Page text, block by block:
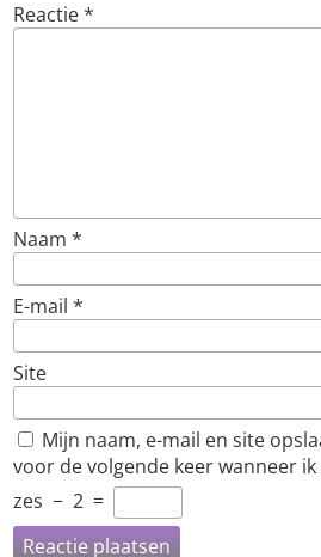
Reactie*
Naam *
E-mail *
Site
Mijn naam, e-mail en site
voor de volgende keer wanneer
zes − 2 =